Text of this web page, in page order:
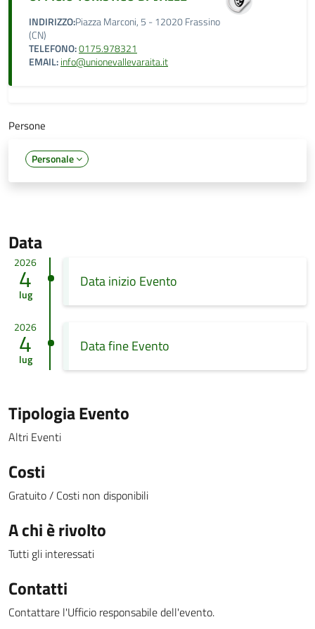
INDIRIZZO:Piazza Marconi, 5 - 12020 Frassino
(CN)
TELEFONO:0175.978321
EMAIL:info@unionevallevaraita.it
Persone
Personale
Data
2026
4
lug
Data inizio Evento
2026
4
lug
Data fine Evento
Tipologia Evento
Altri Eventi
Costi
Gratuito / Costi non disponibili
A chi è rivolto
Tutti gli interessati
Contatti
Contattare l'Ufficio responsabile dell'evento.